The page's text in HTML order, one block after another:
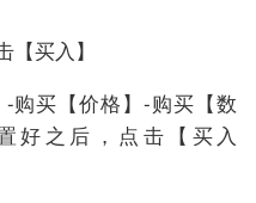
买入】
购买【价格】-购买【数
好之后，点击【买入